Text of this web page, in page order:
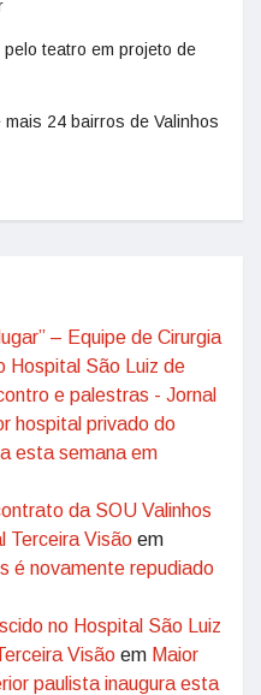
teatro em projeto de
24 bairros de Valinhos
– Equipe de Cirurgia
Hospital São Luiz de
e palestras - Jornal
hospital privado do
esta semana em
da SOU Valinhos
Terceira Visão em
é novamente repudiado
no Hospital São Luiz
Visão em Maior
paulista inaugura esta